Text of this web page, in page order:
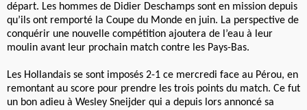
départ. Les hommes de Didier Deschamps sont en mission depuis
qu’ils ont remporté la Coupe du Monde en juin. La perspective de
conquérir une nouvelle compétition ajoutera de l’eau à leur
moulin avant leur prochain match contre les Pays-Bas.
Les Hollandais se sont imposés 2-1 ce mercredi face au Pérou, en
remontant au score pour prendre les trois points du match. Ce fut
un bon adieu à Wesley Sneijder qui a depuis lors annoncé sa